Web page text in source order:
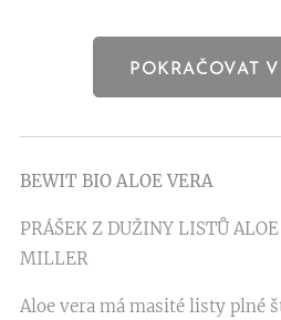
POKRAČOVAT
BEWIT BIO ALOE VERA
PRÁŠEK Z DUŽINY LISTŮ
MILLER
Aloe vera má masité listy plné